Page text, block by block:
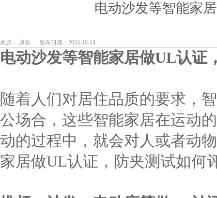
电动沙发等智能家
来源： 原创 发布日期：2024-10-14
电动沙发等智能家居做UL认证
随着人们对居住品质的要求，
公场合，这些智能家居在运动
动的过程中，就会对人或者动
家居做UL认证，防夹测试如何